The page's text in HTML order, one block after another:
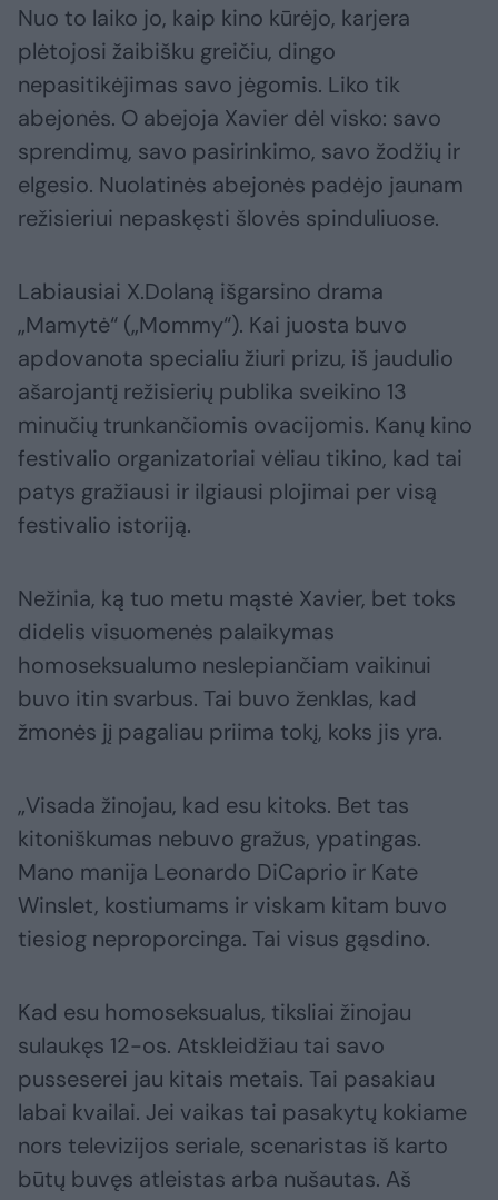
Nuo to laiko jo, kaip kino kūrėjo, karjera
plėtojosi žaibišku greičiu, dingo
nepasitikėjimas savo jėgomis. Liko tik
abejonės. O abejoja Xavier dėl visko: savo
sprendimų, savo pasirinkimo, savo žodžių ir
elgesio. Nuolatinės abejonės padėjo jaunam
režisieriui nepaskęsti šlovės spinduliuose.
Labiausiai X.Dolaną išgarsino drama
„Mamytė“ („Mommy“). Kai juosta buvo
apdovanota specialiu žiuri prizu, iš jaudulio
ašarojantį režisierių publika sveikino 13
minučių trunkančiomis ovacijomis. Kanų kino
festivalio organizatoriai vėliau tikino, kad tai
patys gražiausi ir ilgiausi plojimai per visą
festivalio istoriją.
Nežinia, ką tuo metu mąstė Xavier, bet toks
didelis visuomenės palaikymas
homoseksualumo neslepiančiam vaikinui
buvo itin svarbus. Tai buvo ženklas, kad
žmonės jį pagaliau priima tokį, koks jis yra.
„Visada žinojau, kad esu kitoks. Bet tas
kitoniškumas nebuvo gražus, ypatingas.
Mano manija Leonardo DiCaprio ir Kate
Winslet, kostiumams ir viskam kitam buvo
tiesiog neproporcinga. Tai visus gąsdino.
Kad esu homoseksualus, tiksliai žinojau
sulaukęs 12-os. Atskleidžiau tai savo
pusseserei jau kitais metais. Tai pasakiau
labai kvailai. Jei vaikas tai pasakytų kokiame
nors televizijos seriale, scenaristas iš karto
būtų buvęs atleistas arba nušautas. Aš